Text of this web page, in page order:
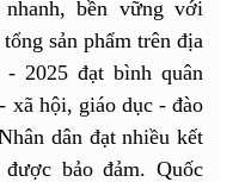
bền vững với
sản phẩm trên địa
2025 đạt bình quân
xã hội, giáo dục - đào
dân đạt nhiều kết
bảo đảm. Quốc